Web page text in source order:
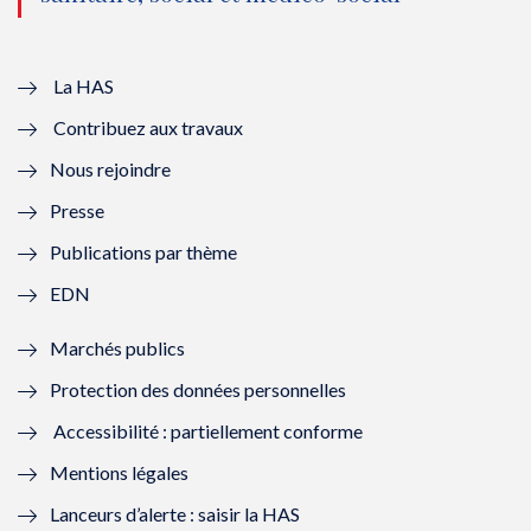
l
l
f
n
ê
t
r
e
e
n
ê
ê
t
ê
La HAS
Contribuez aux travaux
Nous rejoindre
Presse
Publications par thème
EDN
Marchés publics
Protection des données personnelles
Accessibilité : partiellement conforme
Mentions légales
Lanceurs d’alerte : saisir la HAS